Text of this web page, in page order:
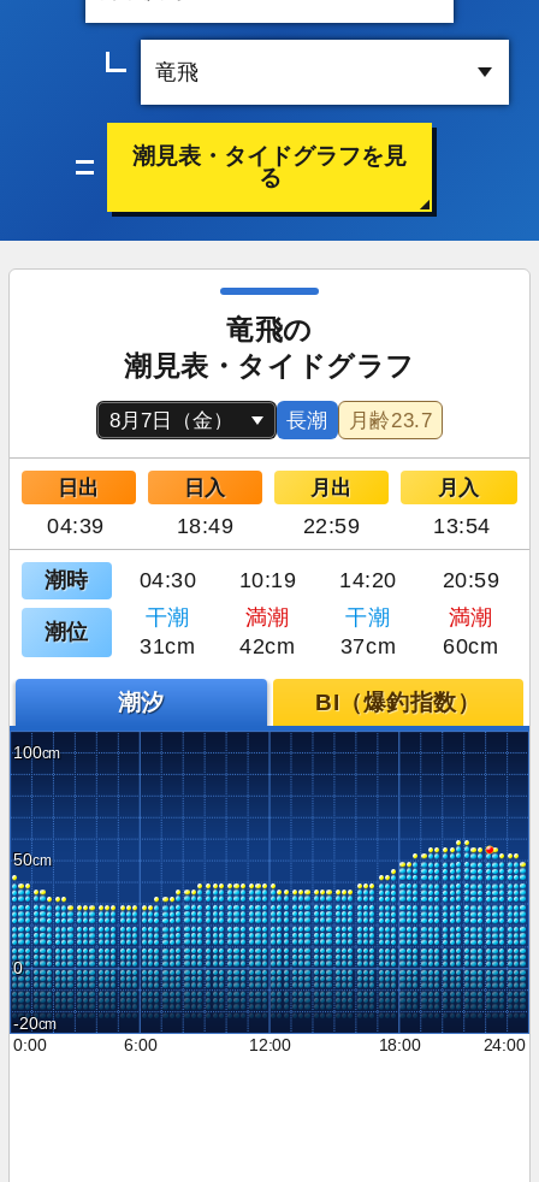
潮見表・タイドグラフを見
る
竜飛の
潮見表・タイドグラフ
長潮 月齢23.7
日出 日入 月出 月入
04:39 18:49 22:59 13:54
潮時 04:30 10:19 14:20 20:59
潮位
干潮 満潮 干潮
満潮
31cm
42cm 37cm 60cm
潮汐 BI（爆釣指数）
100
50
0
-20
0:00
6:00 12:00 18:00 24:00